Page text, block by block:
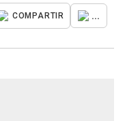
COMPARTIR ...